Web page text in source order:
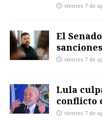
viernes 7 de
El
viernes 7 de
Lula
conflicto
viernes 7 de